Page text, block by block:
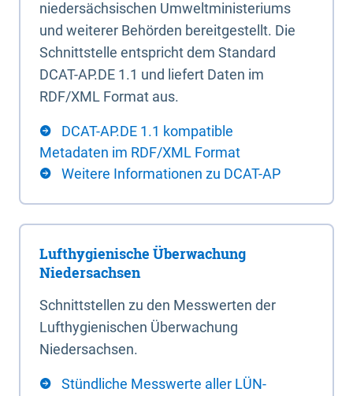
niedersächsischen Umweltministeriums
und weiterer Behörden bereitgestellt. Die
Schnittstelle entspricht dem Standard
DCAT-AP.DE 1.1 und liefert Daten im
RDF/XML Format aus.
DCAT-AP.DE 1.1 kompatible
Metadaten im RDF/XML Format
Weitere Informationen zu DCAT-AP
Lufthygienische Überwachung
Niedersachsen
Schnittstellen zu den Messwerten der
Lufthygienischen Überwachung
Niedersachsen.
Stündliche Messwerte aller LÜN-